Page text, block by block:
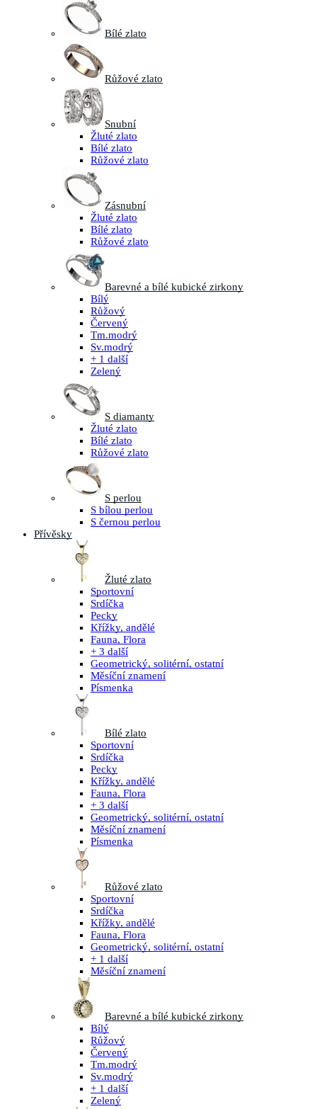
Bílé zlato
Růžové zlato
Snubní
Žluté zlato
Bílé zlato
Růžové zlato
Zásnubní
Žluté zlato
Bílé zlato
Růžové zlato
Barevné a bílé kubické zirkony
Bílý
Růžový
Červený
Tm.modrý
Sv.modrý
+ 1 další
Zelený
S diamanty
Žluté zlato
Bílé zlato
Růžové zlato
S perlou
S bílou perlou
S černou perlou
Přívěsky
Žluté zlato
Sportovní
Srdíčka
Pecky
Křížky, andělé
Fauna, Flora
+ 3 další
Geometrický, solitérní, ostatní
Měsíční znamení
Písmenka
Bílé zlato
Sportovní
Srdíčka
Pecky
Křížky, andělé
Fauna, Flora
+ 3 další
Geometrický, solitérní, ostatní
Měsíční znamení
Písmenka
Růžové zlato
Sportovní
Srdíčka
Křížky, andělé
Fauna, Flora
Geometrický, solitérní, ostatní
+ 1 další
Měsíční znamení
Barevné a bílé kubické zirkony
Bílý
Růžový
Červený
Tm.modrý
Sv.modrý
+ 1 další
Zelený